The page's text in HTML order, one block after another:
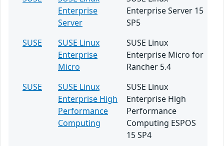
Enterprise
Server
Enterprise Server 15
SP5
SUSE
SUSE Linux
Enterprise
Micro
SUSE Linux
Enterprise Micro for
Rancher 5.4
SUSE
SUSE Linux
Enterprise High
Performance
Computing
SUSE Linux
Enterprise High
Performance
Computing ESPOS
15 SP4